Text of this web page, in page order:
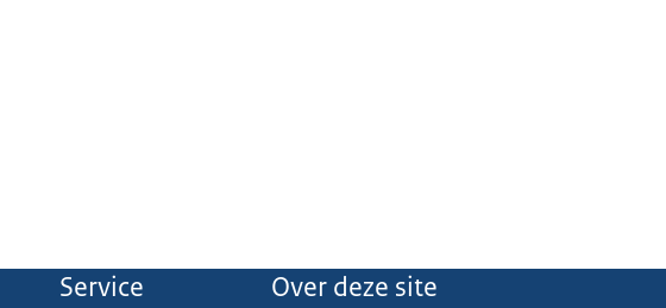
Service Over deze site